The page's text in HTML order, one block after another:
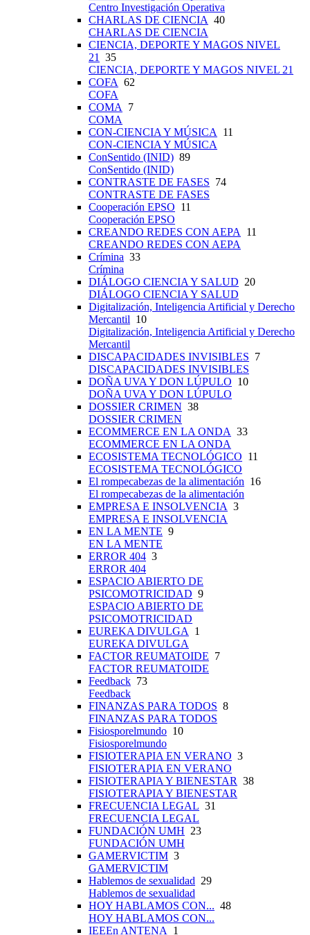
Centro Investigación Operativa
CHARLAS DE CIENCIA 40
CHARLAS DE CIENCIA
CIENCIA, DEPORTE Y MAGOS NIVEL
21
35
CIENCIA, DEPORTE Y MAGOS NIVEL 21
COFA 62
COFA
COMA
7
COMA
CON-CIENCIA Y MÚSICA
11
CON-CIENCIA Y MÚSICA
ConSentido (INID) 89
ConSentido (INID)
CONTRASTE DE FASES 74
CONTRASTE DE FASES
Cooperación EPSO 11
Cooperación EPSO
CREANDO REDES CON AEPA
11
CREANDO REDES CON AEPA
Crímina 33
Crímina
DIÁLOGO CIENCIA Y SALUD 20
DIÁLOGO CIENCIA Y SALUD
Digitalización, Inteligencia Artificial y Derecho
Mercantil 10
Digitalización, Inteligencia Artificial y Derecho
Mercantil
DISCAPACIDADES INVISIBLES 7
DISCAPACIDADES INVISIBLES
DOÑA UVA Y DON LÚPULO 10
DOÑA UVA Y DON LÚPULO
DOSSIER CRIMEN 38
DOSSIER CRIMEN
ECOMMERCE EN LA ONDA 33
ECOMMERCE EN LA ONDA
ECOSISTEMA TECNOLÓGICO 11
ECOSISTEMA TECNOLÓGICO
El rompecabezas de la alimentación 16
El rompecabezas de la alimentación
EMPRESA E INSOLVENCIA 3
EMPRESA E INSOLVENCIA
EN LA MENTE 9
EN LA MENTE
ERROR 404 3
ERROR 404
ESPACIO ABIERTO DE
PSICOMOTRICIDAD 9
ESPACIO ABIERTO DE
PSICOMOTRICIDAD
EUREKA DIVULGA
1
EUREKA DIVULGA
FACTOR REUMATOIDE 7
FACTOR REUMATOIDE
Feedback 73
Feedback
FINANZAS PARA TODOS 8
FINANZAS PARA TODOS
Fisiosporelmundo 10
Fisiosporelmundo
FISIOTERAPIA EN VERANO 3
FISIOTERAPIA EN VERANO
FISIOTERAPIA Y BIENESTAR 38
FISIOTERAPIA Y BIENESTAR
FRECUENCIA LEGAL 31
FRECUENCIA LEGAL
FUNDACIÓN UMH 23
FUNDACIÓN UMH
GAMERVICTIM 3
GAMERVICTIM
Hablemos de sexualidad 29
Hablemos de sexualidad
HOY HABLAMOS CON... 48
HOY HABLAMOS CON...
IEEEn ANTENA
1